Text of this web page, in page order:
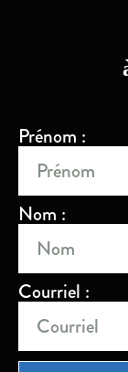
Prénom :
Nom :
Courriel :